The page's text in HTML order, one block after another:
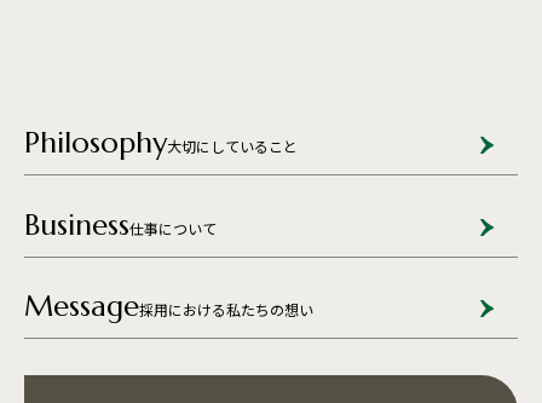
Philosophy大切にしていること
Business仕事について
Message採用における私たちの想い